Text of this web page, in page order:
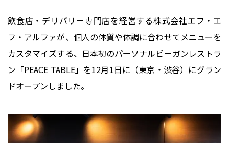
飲食店・デリバリー専門店を経営する株式会社エフ・エ
フ・アルファが、個人の体質や体調に合わせてメニューを
カスタマイズする、日本初のパーソナルビーガンレストラ
ン「PEACE TABLE」を12月1日に（東京・渋谷）にグラン
ドオープンしました。